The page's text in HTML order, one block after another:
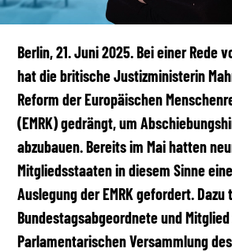
Berlin, 21. Juni 2025. Bei einer Rede
hat die britische Justizministerin
Reform der Europäischen
(EMRK) gedrängt, um
abzubauen. Bereits im Mai hatten
Mitgliedsstaaten in diesem Sinne
Auslegung der EMRK gefordert.
Bundestagsabgeordnete und
Parlamentarischen Versammlung